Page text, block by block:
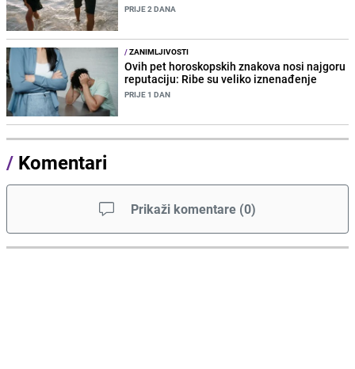
PRIJE 2 DANA
/ZANIMLJIVOSTI
Ovih pet horoskopskih znakova nosi najgoru
reputaciju: Ribe su veliko iznenađenje
PRIJE 1 DAN
/ Komentari
Prikaži komentare (0)